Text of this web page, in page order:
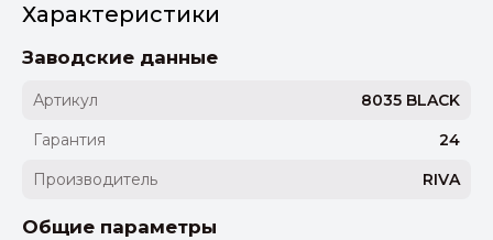
Характеристики
Заводские данные
Артикул
8035 BLACK
Гарантия
24
Производитель
RIVA
Общие параметры